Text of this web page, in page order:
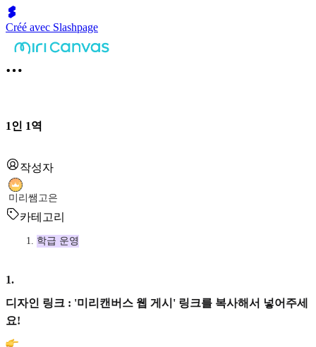
Créé avec Slashpage
1인 1역
작성자
미리쌤고은
카테고리
학급 운영
1.
디자인 링크 : '미리캔버스 웹 게시' 링크를 복사해서 넣어주세
요!